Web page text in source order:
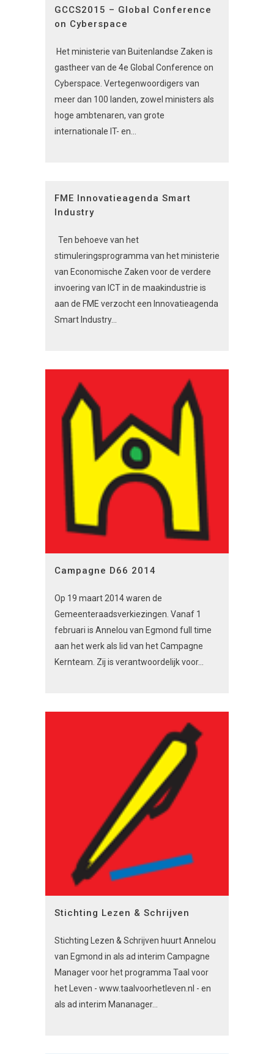
GCCS2015 – Global Conference
on Cyberspace
Het ministerie van Buitenlandse Zaken is
gastheer van de 4e Global Conference on
Cyberspace. Vertegenwoordigers van
meer dan 100 landen, zowel ministers als
hoge ambtenaren, van grote
internationale IT- en...
FME Innovatieagenda Smart
Industry
Ten behoeve van het
stimuleringsprogramma van het ministerie
van Economische Zaken voor de verdere
invoering van ICT in de maakindustrie is
aan de FME verzocht een Innovatieagenda
Smart Industry...
Campagne D66 2014
Op 19 maart 2014 waren de
Gemeenteraadsverkiezingen. Vanaf 1
februari is Annelou van Egmond full time
aan het werk als lid van het Campagne
Kernteam. Zij is verantwoordelijk voor...
Stichting Lezen & Schrijven
Stichting Lezen & Schrijven huurt Annelou
van Egmond in als ad interim Campagne
Manager voor het programma Taal voor
het Leven - www.taalvoorhetleven.nl - en
als ad interim Mananager...